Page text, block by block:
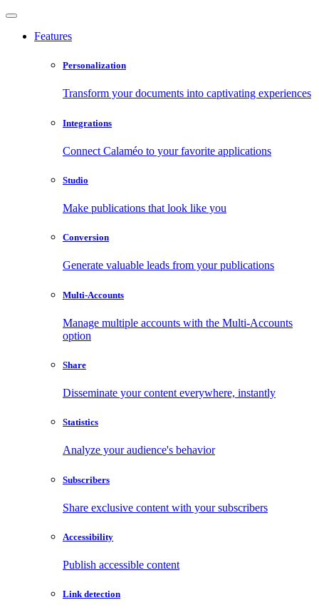
Features
Personalization
Transform your documents into captivating experiences
Integrations
Connect Calaméo to your favorite applications
Studio
Make publications that look like you
Conversion
Generate valuable leads from your publications
Multi-Accounts
Manage multiple accounts with the Multi-Accounts
option
Share
Disseminate your content everywhere, instantly
Statistics
Analyze your audience's behavior
Subscribers
Share exclusive content with your subscribers
Accessibility
Publish accessible content
Link detection